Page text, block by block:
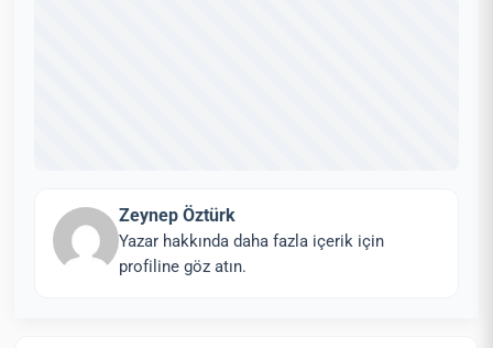
Zeynep Öztürk
Yazar hakkında daha fazla içerik için
profiline göz atın.